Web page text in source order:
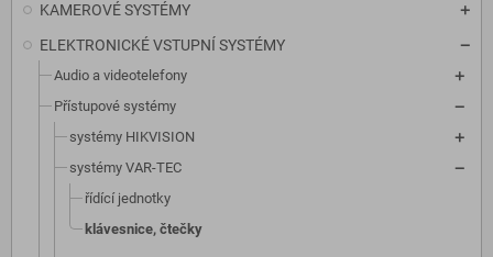
KAMEROVÉ SYSTÉMY
ELEKTRONICKÉ VSTUPNÍ SYSTÉMY
Audio a videotelefony
Přístupové systémy
systémy HIKVISION
systémy VAR-TEC
řídící jednotky
klávesnice, čtečky